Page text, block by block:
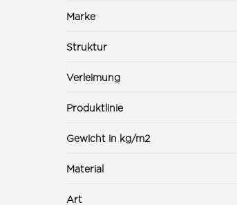
Marke
Struktur
Verleimung
Produktlinie
Gewicht in kg/m2
Material
Art